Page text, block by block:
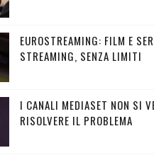
EUROSTREAMING: FILM E
STREAMING, SENZA LIMITI
I CANALI MEDIASET NON SI
RISOLVERE IL PROBLEMA